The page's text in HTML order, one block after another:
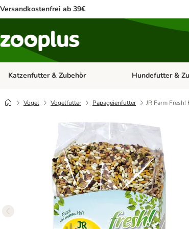
Versandkostenfrei ab 39€
Katzenfutter & Zubehör Kategorie-Menü
Hundefutter &
Vogel Vogelfutter Papageienfutter JR Farm